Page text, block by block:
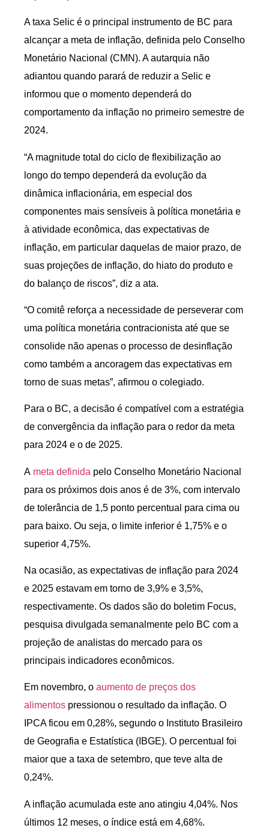
A taxa Selic é o principal instrumento de BC para
alcançar a meta de inflação, definida pelo Conselho
Monetário Nacional (CMN). A autarquia não
adiantou quando parará de reduzir a Selic e
informou que o momento dependerá do
comportamento da inflação no primeiro semestre de
2024.
“A magnitude total do ciclo de flexibilização ao
longo do tempo dependerá da evolução da
dinâmica inflacionária, em especial dos
componentes mais sensíveis à política monetária e
à atividade econômica, das expectativas de
inflação, em particular daquelas de maior prazo, de
suas projeções de inflação, do hiato do produto e
do balanço de riscos”, diz a ata.
“O comitê reforça a necessidade de perseverar com
uma política monetária contracionista até que se
consolide não apenas o processo de desinflação
como também a ancoragem das expectativas em
torno de suas metas”, afirmou o colegiado.
Para o BC, a decisão é compatível com a estratégia
de convergência da inflação para o redor da meta
para 2024 e o de 2025.
A meta definida pelo Conselho Monetário Nacional
para os próximos dois anos é de 3%, com intervalo
de tolerância de 1,5 ponto percentual para cima ou
para baixo. Ou seja, o limite inferior é 1,75% e o
superior 4,75%.
Na ocasião, as expectativas de inflação para 2024
e 2025 estavam em torno de 3,9% e 3,5%,
respectivamente. Os dados são do boletim Focus,
pesquisa divulgada semanalmente pelo BC com a
projeção de analistas do mercado para os
principais indicadores econômicos.
Em novembro, o aumento de preços dos
alimentos pressionou o resultado da inflação. O
IPCA ficou em 0,28%, segundo o Instituto Brasileiro
de Geografia e Estatística (IBGE). O percentual foi
maior que a taxa de setembro, que teve alta de
0,24%.
A inflação acumulada este ano atingiu 4,04%. Nos
últimos 12 meses, o índice está em 4,68%.